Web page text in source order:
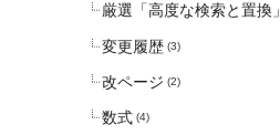
厳選「高度な検索と置換」
変更履歴 (3)
改ページ (2)
数式 (4)